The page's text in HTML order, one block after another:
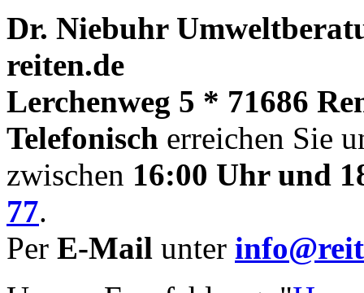
Dr. Niebuhr
reiten.de
Lerchenweg 5 * 71686
Telefonisch erreichen Sie
zwischen 16:00 Uhr und
77.
Per E-Mail unter